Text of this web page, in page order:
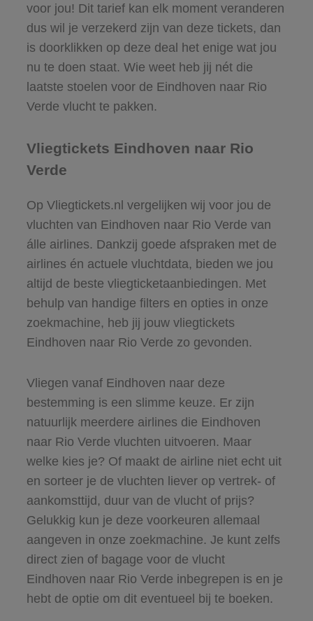
voor jou! Dit tarief kan elk moment veranderen
dus wil je verzekerd zijn van deze tickets, dan
is doorklikken op deze deal het enige wat jou
nu te doen staat. Wie weet heb jij nét die
laatste stoelen voor de Eindhoven naar Rio
Verde vlucht te pakken.
Vliegtickets Eindhoven naar Rio
Verde
Op Vliegtickets.nl vergelijken wij voor jou de
vluchten van Eindhoven naar Rio Verde van
álle airlines. Dankzij goede afspraken met de
airlines én actuele vluchtdata, bieden we jou
altijd de beste vliegticketaanbiedingen. Met
behulp van handige filters en opties in onze
zoekmachine, heb jij jouw vliegtickets
Eindhoven naar Rio Verde zo gevonden.
Vliegen vanaf Eindhoven naar deze
bestemming is een slimme keuze. Er zijn
natuurlijk meerdere airlines die Eindhoven
naar Rio Verde vluchten uitvoeren. Maar
welke kies je? Of maakt de airline niet echt uit
en sorteer je de vluchten liever op vertrek- of
aankomsttijd, duur van de vlucht of prijs?
Gelukkig kun je deze voorkeuren allemaal
aangeven in onze zoekmachine. Je kunt zelfs
direct zien of bagage voor de vlucht
Eindhoven naar Rio Verde inbegrepen is en je
hebt de optie om dit eventueel bij te boeken.